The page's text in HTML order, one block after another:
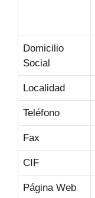
Domicilio
Social
Localidad
Teléfono
Fax
CIF
Página Web